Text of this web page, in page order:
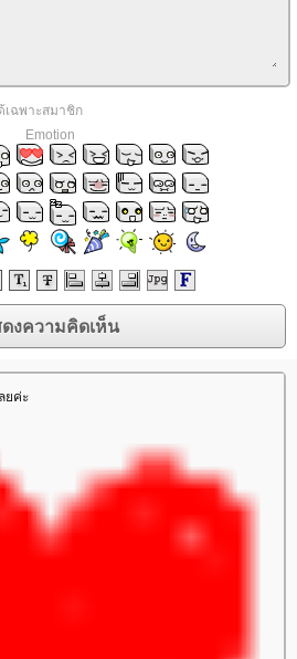
เฉพาะสมาชิก
Emotion
ยค่ะ